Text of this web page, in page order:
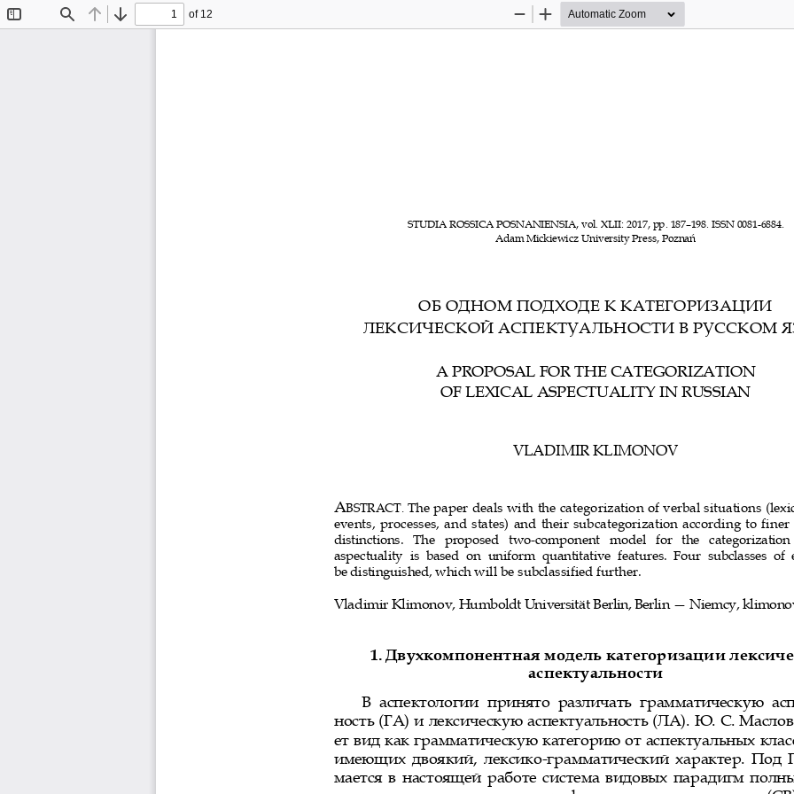
Find Previous
Next
of 12
Zoom
Zoom
STUDIA ROSSICA POSNANIENSIA, vol. XLII: 2017, pp 187–198. ISSN 0081-6884.
Adam Mickiewicz University Press, Poznań
ОБ ОДНОМ ПОДХОДЕ К КАТЕГОРИЗАЦИИ
ЛЕКСИЧЕСКОЙ АСПЕКТУАЛЬНОСТИ В РУССКОМ
A PROPOSAL FOR THE CATEGORIZATION
OF LEXICAL ASPECTUAL ITY IN RUSSIAN
VLADIMIR KLIMONOV
ABSTRACT. The paper deals with the categorization of verbal situations
events,  processes,  and  states)  and  their  subcategorization  according  to
distinctions.   The   proposed   two-component   model   for   the   categorization
aspectuality is  based  on  uniform  quantitative  features.  Four  subclasses  of
be distinguished, which will be subclassified further.
Vladimir Klimonov, Humboldt Universität Berlin, Berlin — Niemcy,
1. Двухкомпонентная модель категоризации
аспектуальности
В  аспектологии  принято  различать  грамматическую
ность (ГА) и лексическую аспектуальность (ЛА). Ю. С. Маслов
ет вид как грамматическую категорию от аспектуальных
имеющих двоякий, лексико-грамматический характер. Под
мается в настоящей работе система видовых парадигм